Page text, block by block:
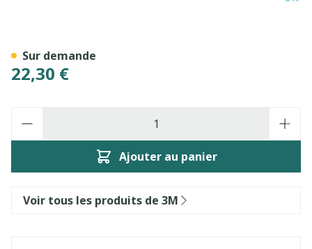
22,30 €
Ajouter au panier
Sur demande
Voir tous les produits de 3M